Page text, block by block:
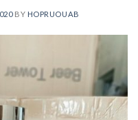
BY HOPRUOUAB